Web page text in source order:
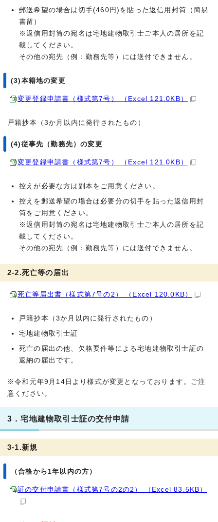
郵送希望の場合は切手(460円)を貼った返信用封筒（簡易
書留）
※返信用封筒の宛名は宅地建物取引士ご本人の居所を記
載してください。
その他の宛先（例：勤務先等）には送付できません。
(3)本籍地の変更
変更登録申請書（様式第7号） （Excel 121.0KB）
戸籍抄本（3か月以内に発行されたもの）
(4)従事先（勤務先）の変更
変更登録申請書（様式第7号） （Excel 121.0KB）
控えが必要な方は副本をご用意ください。
控えを郵送希望の場合は必要分の切手を貼った返信用封
筒をご用意ください。
※返信用封筒の宛名は宅地建物取引士ご本人の居所を記
載してください。
その他の宛先（例：勤務先等）には送付できません。
2-2.死亡等の届出
死亡等届出書（様式第7号の2） （Excel 120.0KB）
戸籍抄本（3か月以内に発行されたもの）
宅地建物取引士証
死亡の届出の他、欠格要件等による宅地建物取引士証の
返納の届出です。
※令和元年9月14日より様式が変更となっております。ご注
意ください。
3．宅地建物取引士証の交付申請
3-1.新規
（合格から1年以内の方）
証の交付申請書（様式第7号の2の2） （Excel 83.5KB）